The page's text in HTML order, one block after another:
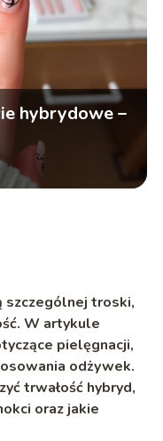
hybrydowe –
szczególnej troski,
W artykule
pielęgnacji,
odżywek.
trwałość hybryd,
oraz jakie